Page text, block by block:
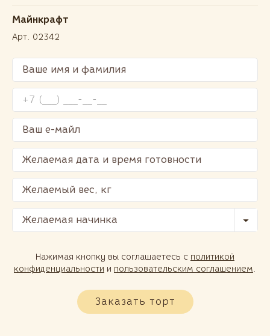
Майнкрафт
Арт. 02342
Желаемая начинка
Нажимая кнопку вы соглашаетесь с политикой
конфиденциальности и пользовательским соглашением.
Заказать торт